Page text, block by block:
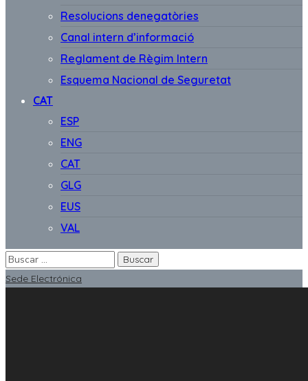
Resolucions denegatòries
Canal intern d’informació
Reglament de Règim Intern
Esquema Nacional de Seguretat
CAT
ESP
ENG
CAT
GLG
EUS
VAL
Sede Electrónica